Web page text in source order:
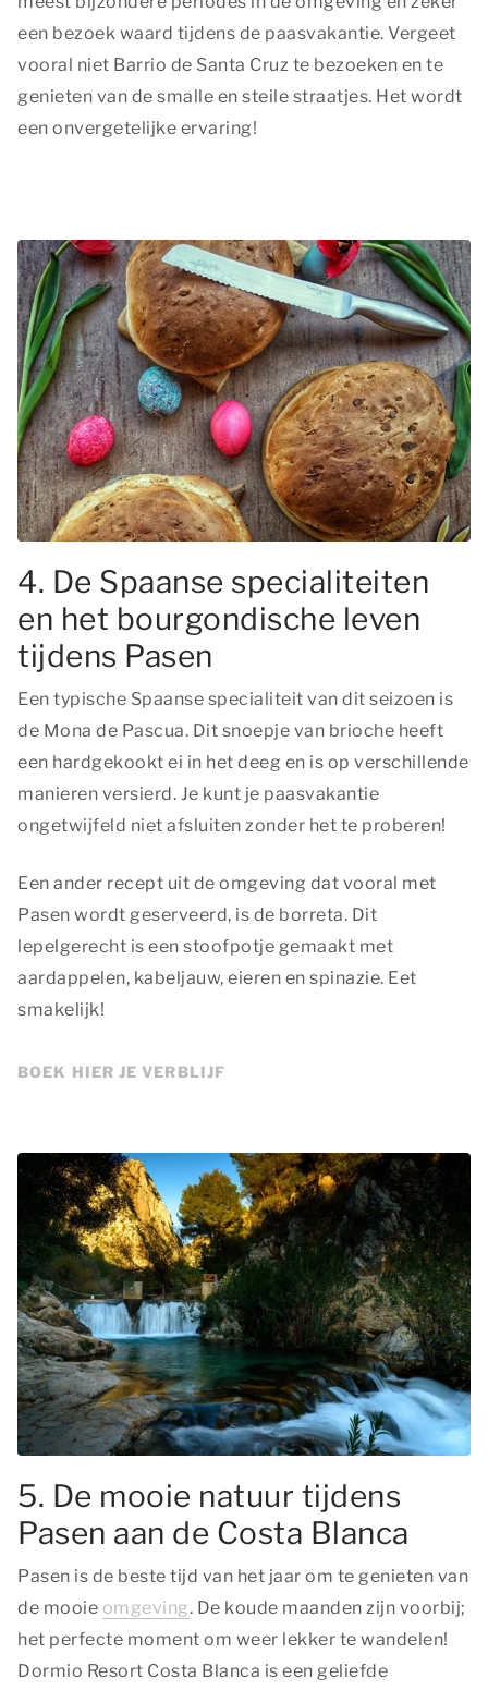
een bezoek waard tijdens de paasvakantie. Vergeet
vooral niet Barrio de Santa Cruz te bezoeken en te
genieten van de smalle en steile straatjes. Het wordt
een onvergetelijke ervaring!
4. De Spaanse specialiteiten
en het bourgondische leven
tijdens Pasen
Een typische Spaanse specialiteit van dit seizoen is
de Mona de Pascua. Dit snoepje van brioche heeft
een hardgekookt ei in het deeg en is op verschillende
manieren versierd. Je kunt je paasvakantie
ongetwijfeld niet afsluiten zonder het te proberen!
Een ander recept uit de omgeving dat vooral met
Pasen wordt geserveerd, is de borreta. Dit
lepelgerecht is een stoofpotje gemaakt met
aardappelen, kabeljauw, eieren en spinazie. Eet
smakelijk!
BOEK HIER JE VERBLIJF
5. De mooie natuur tijdens
Pasen aan de Costa Blanca
Pasen is de beste tijd van het jaar om te genieten van
de mooie omgeving. De koude maanden zijn voorbij;
het perfecte moment om weer lekker te wandelen!
Dormio Resort Costa Blanca is een geliefde